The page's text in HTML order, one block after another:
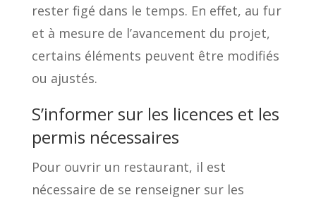
rester figé dans le temps. En effet, au fur
et à mesure de l’avancement du projet,
certains éléments peuvent être modifiés
ou ajustés.
S’informer sur les licences et les
permis nécessaires
Pour ouvrir un restaurant, il est
nécessaire de se renseigner sur les